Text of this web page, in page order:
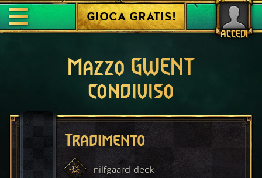
ACCEDI
GIOCA GRATIS!
Mazzo GWENT
condiviso
Tradimento
nilfgaard deck